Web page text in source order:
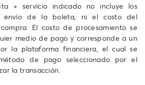
+ servicio indicado no incluye los
envío de la boleta, ni el costo del
El costo de procesamiento se
medio de pago y corresponde a un
la plataforma financiera, el cual se
de pago seleccionado por el
la transacción.